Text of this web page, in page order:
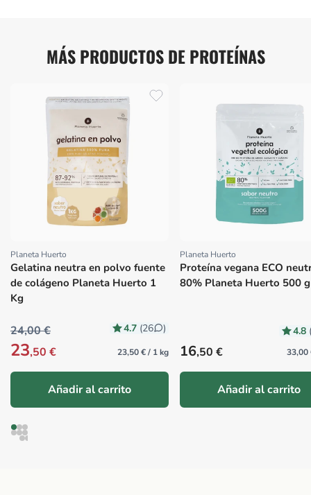
MÁS PRODUCTOS DE PROTEÍNAS
Proveedor:
Planeta Huerto
Gelatina neutra en polvo fuente
de colágeno Planeta Huerto 1
Kg
4.7 (26 )
24,00 €
23,50 € 23,50 € / 1 kg
Añadir al carrito
Proveedor:
Planeta Huerto
Proteína vegana ECO
80% Planeta Huerto 500 g
4.8
Precio habitual
16,50 € 33,00
Añadir al carrito